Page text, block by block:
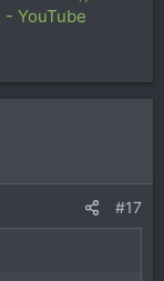
YouTube
#17